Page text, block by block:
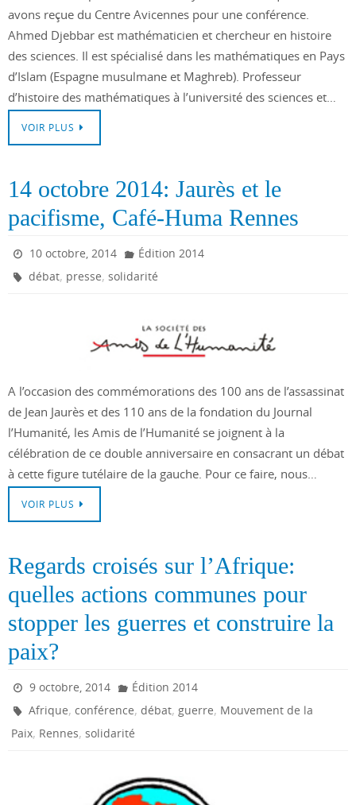
avons reçue du Centre Avicennes pour une conférence.
Ahmed Djebbar est mathématicien et chercheur en histoire
des sciences. Il est spécialisé dans les mathématiques en Pays
d’Islam (Espagne musulmane et Maghreb). Professeur
d’histoire des mathématiques à l’université des sciences et…
VOIR PLUS
14 octobre 2014: Jaurès et le
pacifisme, Café-Huma Rennes
10 octobre, 2014
Édition 2014
débat, presse,solidarité
A l’occasion des commémorations des 100 ans de l’assassinat
de Jean Jaurès et des 110 ans de la fondation du Journal
l’Humanité, les Amis de l’Humanité se joignent à la
célébration de ce double anniversaire en consacrant un débat
à cette figure tutélaire de la gauche. Pour ce faire, nous…
VOIR PLUS
Regards croisés sur l’Afrique:
quelles actions communes pour
stopper les guerres et construire la
paix?
9 octobre, 2014
Édition 2014
Afrique,conférence,débat, guerre, Mouvement de la
Paix, Rennes, solidarité